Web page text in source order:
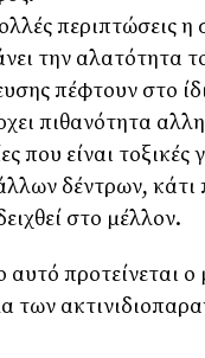
περιπτώσεις
την αλατότητα
πέφτουν στο
πιθανότητα
που είναι
δέντρων, κάτι
στο μέλλον.
αυτό προτείνεται
των